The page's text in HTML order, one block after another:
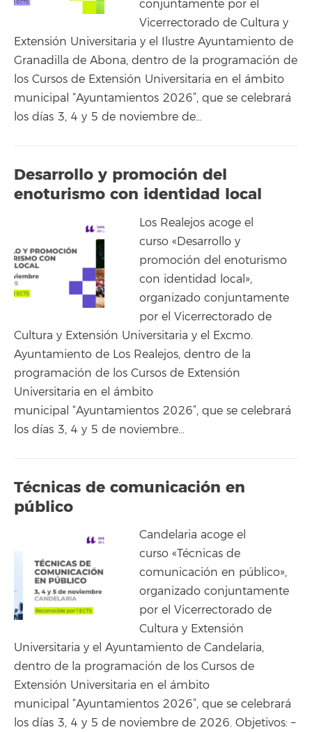
conjuntamente por el
Vicerrectorado de Cultura y
Extensión Universitaria y el Ilustre Ayuntamiento de
Granadilla de Abona, dentro de la programación de
los Cursos de Extensión Universitaria en el ámbito
municipal “Ayuntamientos 2026”, que se celebrará
los días 3, 4 y 5 de noviembre de…
Desarrollo y promoción del
enoturismo con identidad local
Los Realejos acoge el
curso «Desarrollo y
promoción del enoturismo
con identidad local»,
organizado conjuntamente
por el Vicerrectorado de
Cultura y Extensión Universitaria y el Excmo.
Ayuntamiento de Los Realejos, dentro de la
programación de los Cursos de Extensión
Universitaria en el ámbito
municipal “Ayuntamientos 2026”, que se celebrará
los días 3, 4 y 5 de noviembre…
Técnicas de comunicación en
público
Candelaria acoge el
curso «Técnicas de
comunicación en público»,
organizado conjuntamente
por el Vicerrectorado de
Cultura y Extensión
Universitaria y el Ayuntamiento de Candelaria,
dentro de la programación de los Cursos de
Extensión Universitaria en el ámbito
municipal “Ayuntamientos 2026”, que se celebrará
los días 3, 4 y 5 de noviembre de 2026. Objetivos: –